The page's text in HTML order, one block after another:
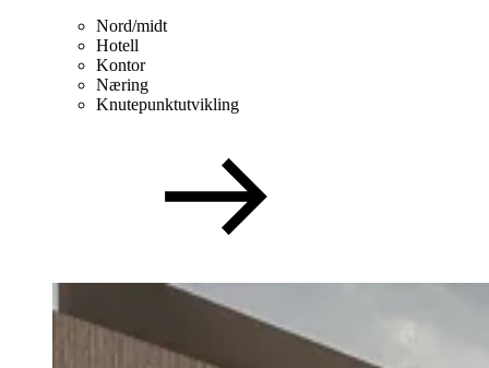
Nord/midt
Hotell
Kontor
Næring
Knutepunktutvikling